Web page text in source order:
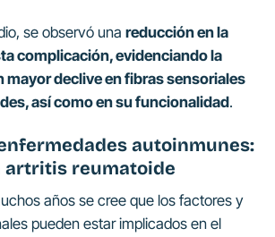
se observó una reducción en la
complicación, evidenciando la
mayor declive en fibras sensoriales
así como en su funcionalidad.
autoinmunes:
artritis reumatoide
años se cree que los factores y
pueden estar implicados en el